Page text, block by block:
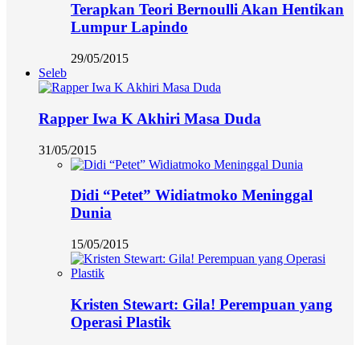
Terapkan Teori Bernoulli Akan Hentikan
Lumpur Lapindo
29/05/2015
Seleb
Rapper Iwa K Akhiri Masa Duda
31/05/2015
Didi “Petet” Widiatmoko Meninggal
Dunia
15/05/2015
Kristen Stewart: Gila! Perempuan yang
Operasi Plastik